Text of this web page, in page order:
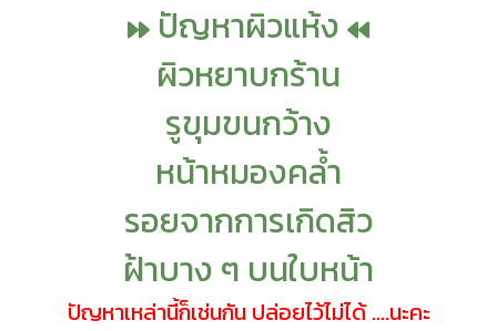
ปัญหาผิวแห้ง
ผิวหยาบกร้าน
รูขุมขนกว้าง
หน้าหมองคล้ำ
รอยจากการเกิดสิว
ฝ้าบาง ๆ บนใบหน้า
ปัญหาเหล่านี้ก็เช่นกัน ปล่อยไว้ไม่ได้ ....นะคะ